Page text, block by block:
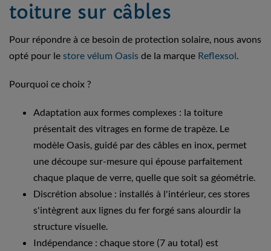
toiture sur câbles
Pour répondre à ce besoin de protection solaire, nous avons
opté pour le store vélum Oasis de la marque Reflexsol.
Pourquoi ce choix ?
Adaptation aux formes complexes : la toiture
présentait des vitrages en forme de trapèze. Le
modèle Oasis, guidé par des câbles en inox, permet
une découpe sur-mesure qui épouse parfaitement
chaque plaque de verre, quelle que soit sa géométrie.
Discrétion absolue : installés à l'intérieur, ces stores
s'intègrent aux lignes du fer forgé sans alourdir la
structure visuelle.
Indépendance : chaque store (7 au total) est